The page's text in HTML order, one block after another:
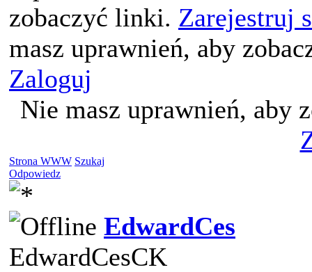
zobaczyć linki. Zarejestruj
masz uprawnień, aby
Zaloguj
Nie masz uprawnień, aby
Strona WWW Szukaj
Odpowiedz
EdwardCes
EdwardCesCK